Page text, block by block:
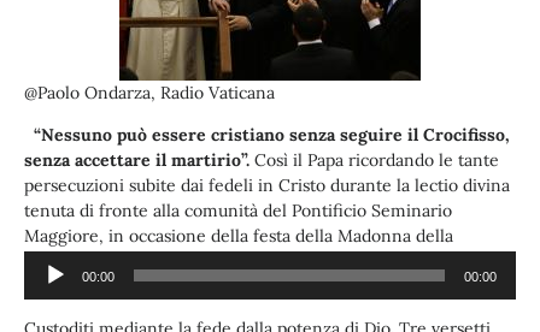
@Paolo Ondarza, Radio Vaticana
“Nessuno può essere cristiano senza seguire il Crocifisso,
senza accettare il martirio”. Così il Papa ricordando le tante
persecuzioni subite dai fedeli in Cristo durante la lectio divina
tenuta di fronte alla comunità del Pontificio Seminario
Maggiore, in occasione della festa della Madonna della
Fiducia, patrona dell’istituto. Al termine della preghiera la cena
con i 190 seminaristi della diocesi di Roma.Paolo Ondarza:Audio
00:00 00:00